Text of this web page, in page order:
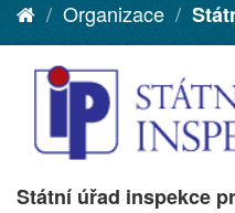
Organizace
Státní úřad inspekce